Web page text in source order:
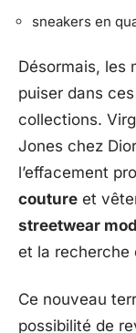
sneakers en
Désormais, les
puiser dans
collections.
Jones chez
l’effacement
couture et
streetwear
et la recherche
Ce nouveau
possibilité de